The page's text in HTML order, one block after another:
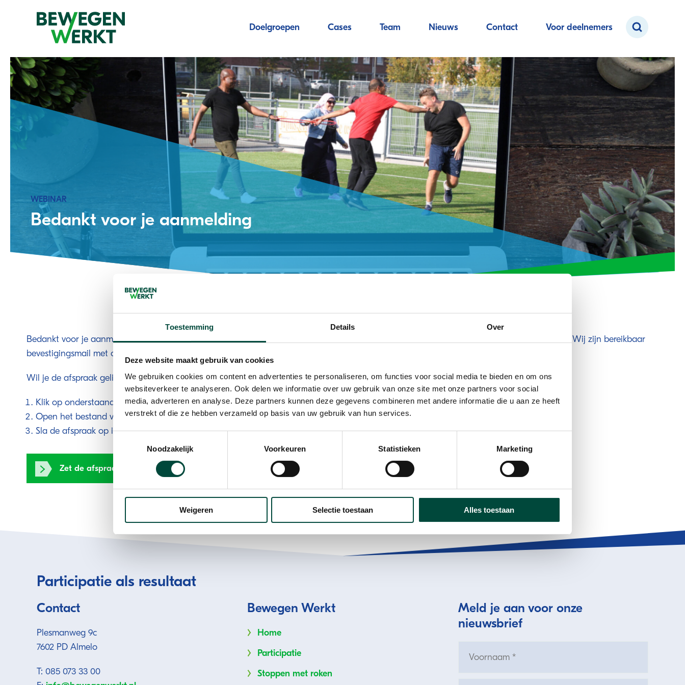
Toestemming Details Over
Deze website maakt gebruik van cookies
We gebruiken cookies om content en advertenties te personaliseren, om functies voor social media te bieden en om ons
websiteverkeer te analyseren. Ook delen we informatie over uw gebruik van onze site met onze partners voor social
media, adverteren en analyse. Deze partners kunnen deze gegevens combineren met andere informatie die u aan ze heeft
verstrekt of die ze hebben verzameld op basis van uw gebruik van hun services.
Noodzakelijk
Voorkeuren Statistieken Marketing
Weigeren Selectie toestaan Alles toestaan
Doelgroepen Cases Team Nieuws Contact Voor deelnemers
WEBINAR
Bedankt voor je aanmelding
Bedankt voor je aanmelding. Je ontvangt binnen enkele minuten een
bevestigingsmail met o.a. de link voor deelname aan het webinar.
Wil je de afspraak gelijk in je agenda plaatsen?
Klik op onderstaande knop.
Open het bestand vanuit je downloads.
Sla de afspraak op in je agenda.
Zet de afspraak in je agenda
Heb je vragen? Neem dan gerust contact met ons op. Wij zijn bereikbaar
Participatie als resultaat
Contact
Plesmanweg 9c
7602 PD Almelo
T: 085 073 33 00
Bewegen Werkt
Home
Participatie
Stoppen met roken
Meld je aan voor onze
nieuwsbrief